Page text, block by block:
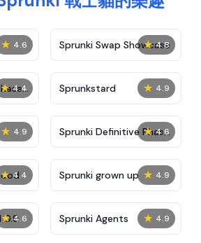
★ 4.6 ★ 4.8
Sprunki Swap Showcase
★ 4.4 ★ 4.9
Sprunkstard
★ 4.9 ★ 4.6
Sprunki Definitive Phase
7
★ 4.4 ★ 4.9
Sprunki grown up
★ 4.6
0.9 ★ 4.9
Sprunki Agents